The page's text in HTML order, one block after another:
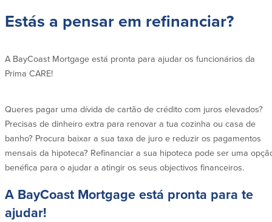
Estás a pensar em refinanciar?
A BayCoast Mortgage está pronta para ajudar os funcionários da
Prima CARE!
Queres pagar uma dívida de cartão de crédito com juros elevados?
Precisas de dinheiro extra para renovar a tua cozinha ou casa de
banho? Procura baixar a sua taxa de juro e reduzir os pagamentos
mensais da hipoteca? Refinanciar a sua hipoteca pode ser uma
benéfica para o ajudar a atingir os seus objectivos financeiros.
A BayCoast Mortgage está pronta para te
ajudar!